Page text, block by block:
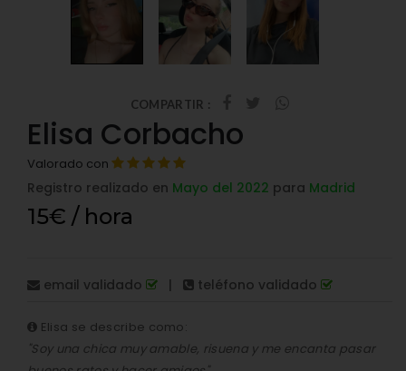
COMPARTIR :
Elisa Corbacho
Valorado con
Registro realizado en Mayo del 2022 para Madrid
15€ / hora
email validado | teléfono validado
Elisa se describe como:
"Soy una chica muy amable, risuena y me encanta pasar